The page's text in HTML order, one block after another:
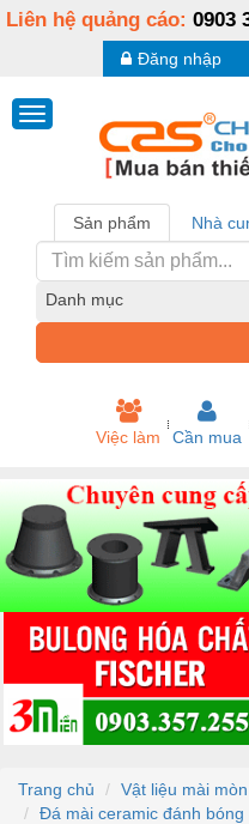
Liên hệ quảng cáo: 0903
Đăng nhập
Sản phẩm Nhà
Danh mục
Việc làm Cần mua
Trang chủ
Vật liệu mài mòn
Đá mài ceramic đánh bóng